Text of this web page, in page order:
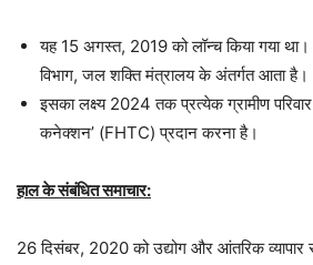
यह 15 अगस्त, 2019 को लॉन्च किया गया
विभाग, जल शक्ति मंत्रालय के अंतर्गत आता है।
इसका लक्ष्य 2024 तक प्रत्येक ग्रामीण
कनेक्शन’ (FHTC) प्रदान करना है।
हाल के संबंधित समाचार:
26 दिसंबर, 2020 को उद्योग और आंतरिक व्यापार